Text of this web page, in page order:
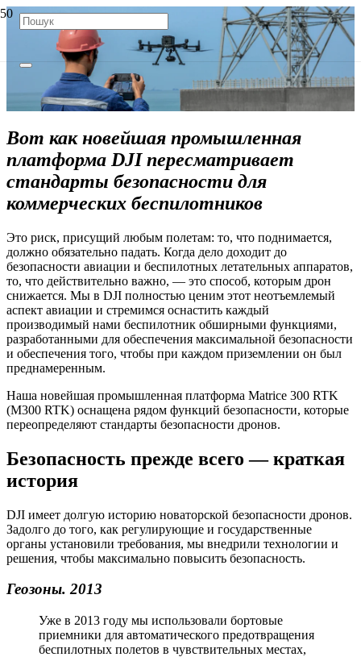
Вот как новейшая промышленная
платформа DJI пересматривает
стандарты безопасности для
коммерческих беспилотников
Это риск, присущий любым полетам: то, что поднимается,
должно обязательно падать. Когда дело доходит до
безопасности авиации и беспилотных летательных аппаратов,
то, что действительно важно, — это способ, которым дрон
снижается. Мы в DJI полностью ценим этот неотъемлемый
аспект авиации и стремимся оснастить каждый
производимый нами беспилотник обширными функциями,
разработанными для обеспечения максимальной безопасности
и обеспечения того, чтобы при каждом приземлении он был
преднамеренным.
Наша новейшая промышленная платформа Matrice 300 RTK
(M300 RTK) оснащена рядом функций безопасности, которые
переопределяют стандарты безопасности дронов.
Безопасность прежде всего — краткая
история
DJI имеет долгую историю новаторской безопасности дронов.
Задолго до того, как регулирующие и государственные
органы установили требования, мы внедрили технологии и
решения, чтобы максимально повысить безопасность.
Геозоны.2013
Уже в 2013 году мы использовали бортовые
приемники для автоматического предотвращения
беспилотных полетов в чувствительных местах,